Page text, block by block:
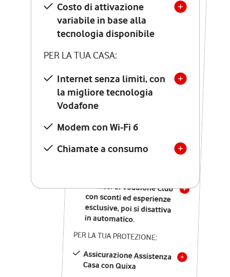
Costo di attivazione
variabile in base alla
tecnologia disponibile
PER LA TUA CASA:
Internet senza limiti, con
la migliore tecnologia
Vodafone
Modem con Wi-Fi 6
Chiamate a consumo
Costo di attivazione
variabile in base alla
tecnologia disponibile
PER LA TUA CASA:
Internet senza limiti, con
la migliore tecnologia
Vodafone
Modem Seven con Wi-Fi 7
Chiamate illimitate verso
numeri fissi e mobili
nazionali
12 mesi di Vodafone Club
con sconti ed esperienze
esclusive, poi si disattiva
in automatico.
PER LA TUA PROTEZIONE:
Assicurazione Assistenza
Casa con Quixa